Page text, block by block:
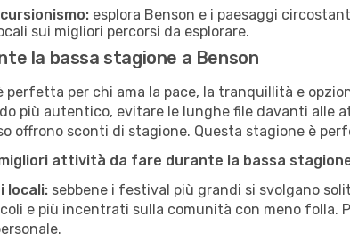
esplora Benson e i paesaggi
sui migliori percorsi da esplorare.
la bassa stagione a Benson
perfetta per chi ama la pace, la tranquillità e
più autentico, evitare le lunghe file davanti alle
offrono sconti di stagione. Questa stagione è
attività da fare durante la bassa
locali: sebbene i festival più grandi si svolgano
e più incentrati sulla comunità con meno folla.